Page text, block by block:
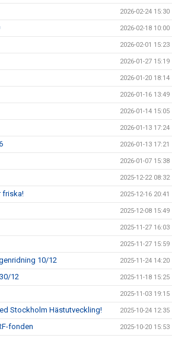
2026-02-24 15:30
2026-02-18 10:00
2026-02-01 15:23
2026-01-27 15:19
2026-01-20 18:14
2026-01-16 13:49
2026-01-14 15:05
2026-01-13 17:24
2026-01-13 17:21
2026-01-07 15:38
2025-12-22 08:32
friska! 2025-12-16 20:41
2025-12-08 15:49
2025-11-27 16:03
2025-11-27 15:59
10/12 2025-11-24 14:20
12 2025-11-18 15:25
2025-11-03 19:15
Stockholm Hästutveckling! 2025-10-24 12:35
fonden 2025-10-20 15:53